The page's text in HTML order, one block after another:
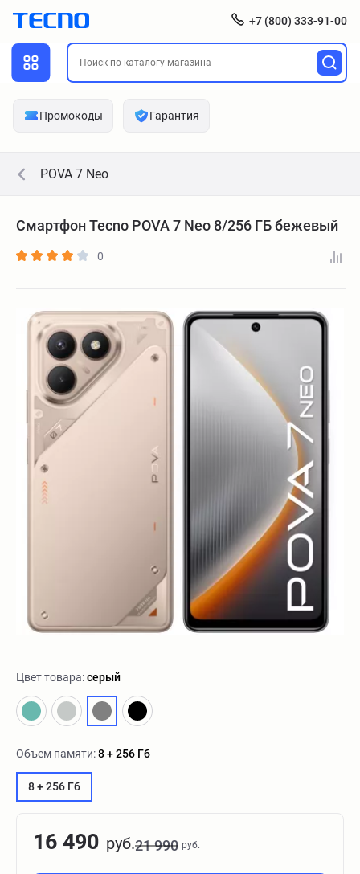
+7 (800) 333-91-00
Промокоды Гарантия
POVA 7 Neo
Смартфон Tecno POVA 7 Neo 8/256 ГБ бежевый
0
Цвет товара:серый
Объем памяти:8 + 256 Гб
8 + 256 Гб
16 490 руб.21 990 руб.